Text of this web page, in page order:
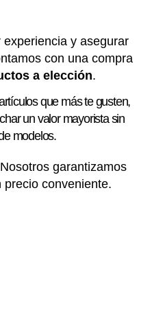
y asegurar
con una compra
a elección.
que más te gusten,
un valor mayorista sin
modelos.
garantizamos
conveniente.